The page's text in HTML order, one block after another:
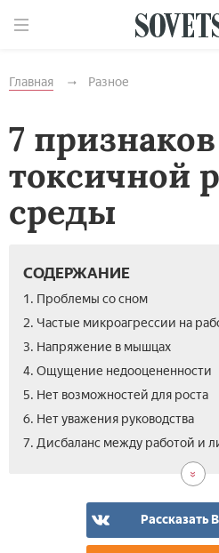
Главная Разное
7 признаков
токсичной
среды
СОДЕРЖАНИЕ
1. Проблемы со сном
2. Частые микроагрессии на
3. Напряжение в мышцах
4. Ощущение недооцененности
5. Нет возможностей для роста
6. Нет уважения руководства
7. Дисбаланс между работой и
Рассказать